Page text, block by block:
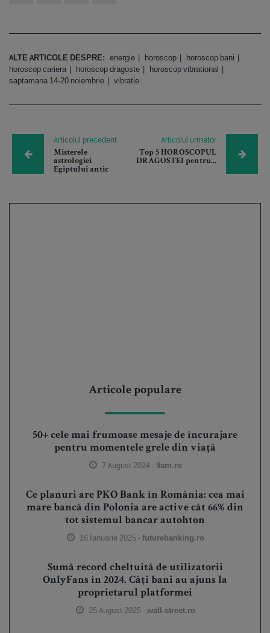
ALTE ARTICOLE DESPRE: energie horoscop
horoscop bani
horoscop cariera
horoscop dragoste
horoscop vibrational
saptamana 14-20 noiembrie
vibratie
Articolul precedent
Misterele
astrologiei
Egiptului antic
Articolul urmator
Top 5 HOROSCOPUL
DRAGOSTEI pentru...
Articole populare
50+ cele mai frumoase mesaje de încurajare
pentru momentele grele din viață
7 August 2024 -9am.ro
Ce planuri are PKO Bank în România: cea mai
mare bancă din Polonia are active cât 66% din
tot sistemul bancar autohton
16 Ianuarie 2025 -futurebanking.ro
Sumă record cheltuită de utilizatorii
OnlyFans în 2024. Câți bani au ajuns la
proprietarul platformei
25 August 2025 -wall-street.ro